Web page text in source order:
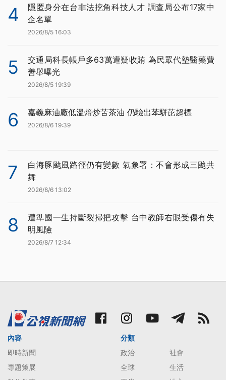
4
隱匿身分在台非法挖角科技人才 調查局公布17家中
企名單
2026/8/5 16:03
5
交通局科長帳戶多63萬遭疑收賄 為民眾代墊醫藥費
善舉曝光
2026/8/5 19:39
6 嘉義麻油廠低溫焙炒苦茶油 仍驗出苯駢芘超標
2026/8/6 19:39
7
白海豚颱風路徑仍有變數 氣象署：不會形成三颱共
舞
2026/8/6 13:02
8
遭準國一生持斷裂掃把攻擊 台中教師右眼受傷有失
明風險
2026/8/7 12:34
內容
即時新聞
專題策展
分類
政治
社會
全球
生活